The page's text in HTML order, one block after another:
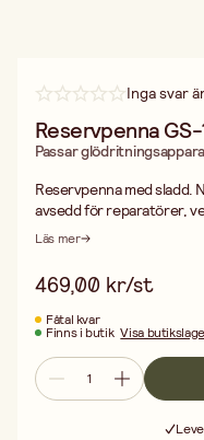
Inga svar
Reservpenna GS-
Passar
Reservpenna med sladd.
avsedd för reparatörer,
kännedom om arbete med
bort, efter montering av
popnitas för högsta
Läs mer
469,00 kr/st
Fåtal kvar
Finns i butik Visa